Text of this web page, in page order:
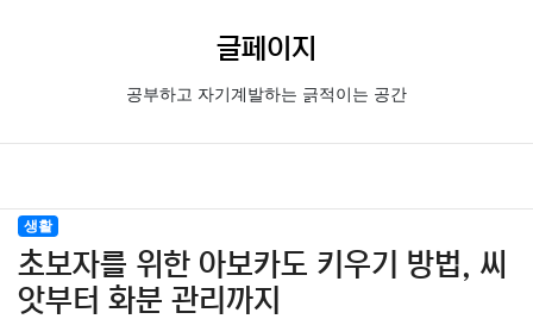
글페이지
공부하고 자기계발하는 긁적이는 공간
생활
초보자를 위한 아보카도 키우기 방법, 씨
앗부터 화분 관리까지